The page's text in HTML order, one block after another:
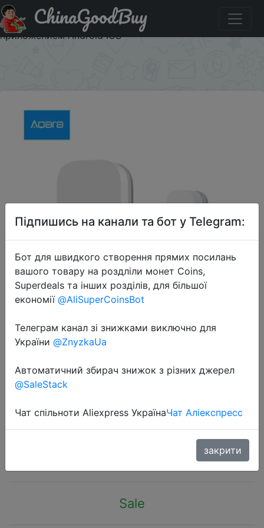
Придбати Умный датчик двери и окна Aqara ZigBee,
беспроводное подключение, многоцелевая работа с
приложением Android IOS
ChinaGoodBuy
2020-11-12
Умный датчик двери и окна Aqara
ZigBee, беспроводное
работа с приложением Android IOS
Sale
Підпишись на канали та бот у Telegram:
Бот для швидкого створення прямих посилань
вашого товару на роздліли монет Coins,
Superdeals та інших розділів, для більшої
економії @AliSuperCoinsBot
Телеграм канал зі знижками виключно для
України @ZnyzkaUa
Автоматичний збирач знижок з різних джерел
@SaleStack
Чат спільноти Aliexpress УкраїнаЧат Аліекспресс
закрити